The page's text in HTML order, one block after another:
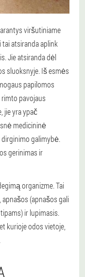
viršutiniame
atsiranda aplink
Jie atsiranda dėl
sluoksnyje. Iš esmės
papilomos
rimto pavojaus
jie yra ypač
medicininė
galimybė.
gerinimas ir
organizme. Tai
(apnašos gali
ir lupimasis.
kurioje odos vietoje,